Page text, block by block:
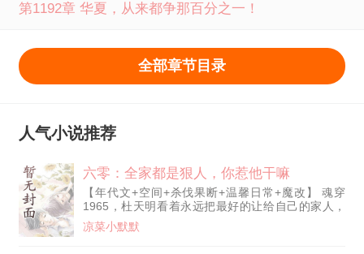
第1192章 华夏，从来都争那百分之一！
全部章节目录
人气小说推荐
六零：全家都是狠人，你惹他干嘛
【年代文+空间+杀伐果断+温馨日常+魔改】 魂穿
1965，杜天明看着永远把最好的让给自己的家人，
他发誓要让全家过上好日子！ 二哥杜天霸：“我和弟
弟天下第一好！谁敢惹他，我先捶爆他的狗头！” 父
凉菜小默默